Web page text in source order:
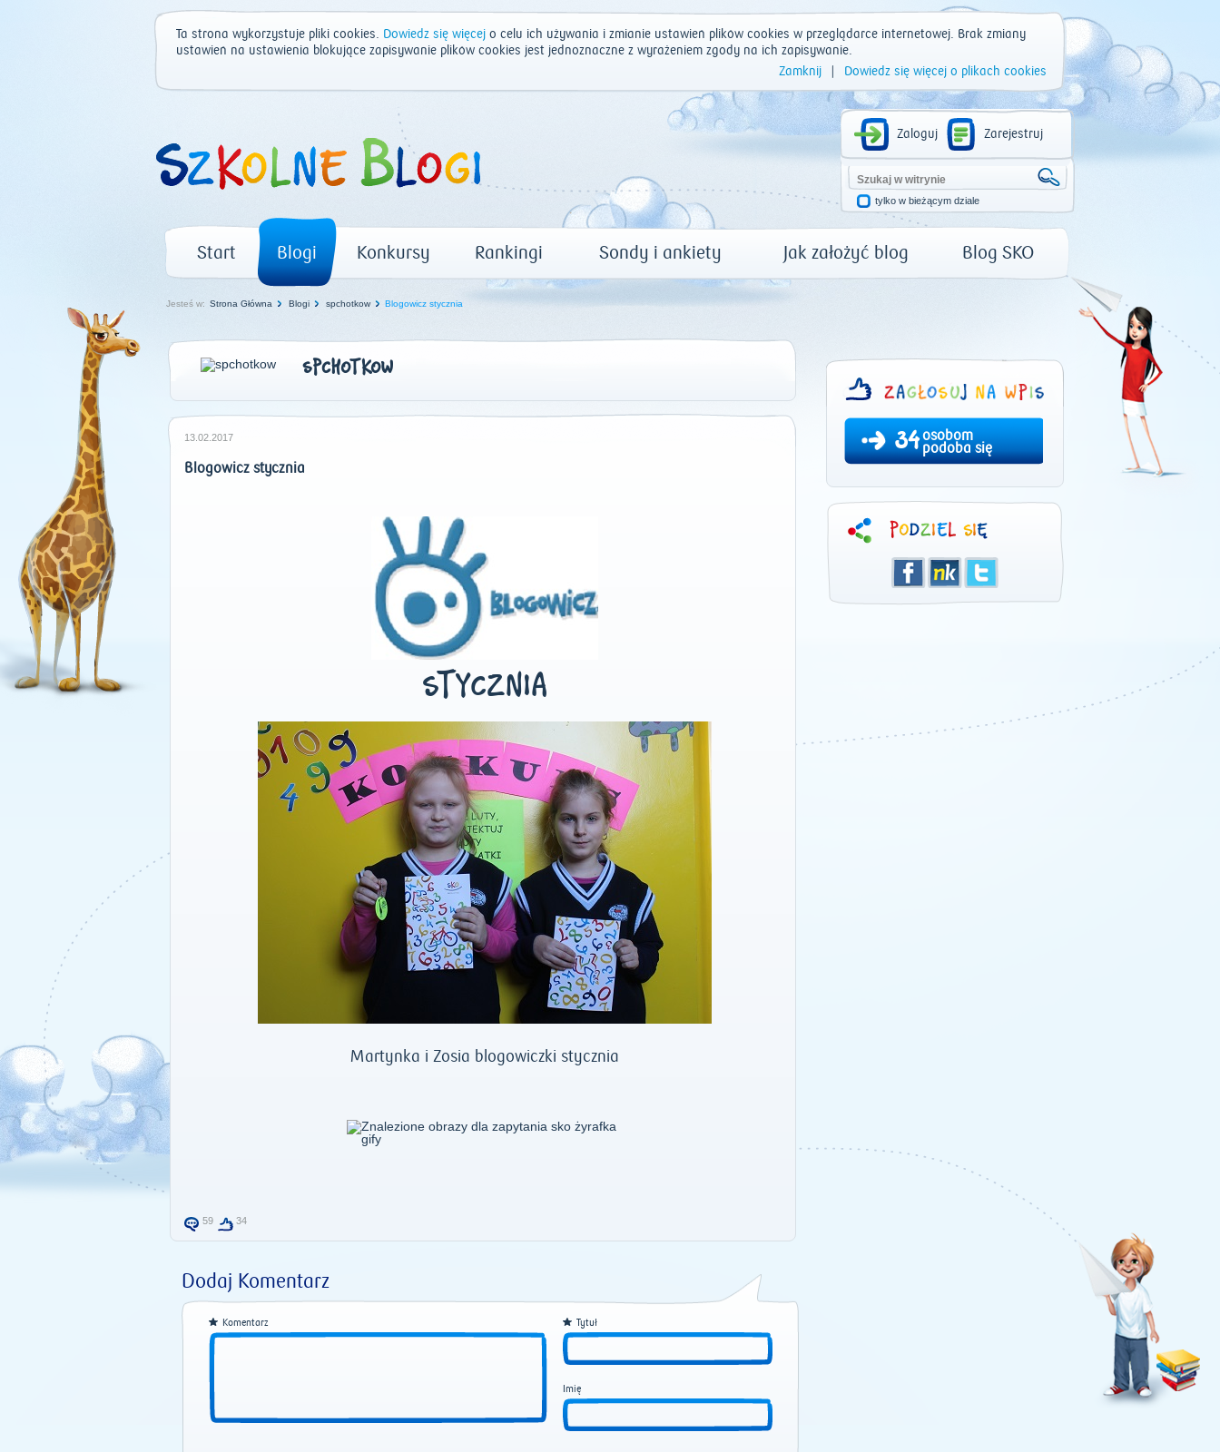
Ta strona wykorzystuje pliki cookies. Dowiedz się więcejo celu ich używania i zmianie ustawień plików cookies w przeglądarce internetowej. Brak zmiany
ustawień na ustawienia blokujące zapisywanie plików cookies jest jednoznaczne z wyrażeniem zgody na ich zapisywanie.
Zamknij
Dowiedz się więcej o plikach cookies
Zaloguj Zarejestruj
tylko w bieżącym dziale
Start Blogi Konkursy Rankingi Sondy i ankiety Jak założyć blog Blog SKO
Jesteś w: Strona Główna Blogi spchotkow Blogowicz stycznia
SPCHOTKOW
13.02.2017
Blogowicz stycznia
STYCZNIA
Martynka i Zosia blogowiczki stycznia
59 34
Dodaj Komentarz
Komentarz Tytuł
Imię
34osobom
podoba się